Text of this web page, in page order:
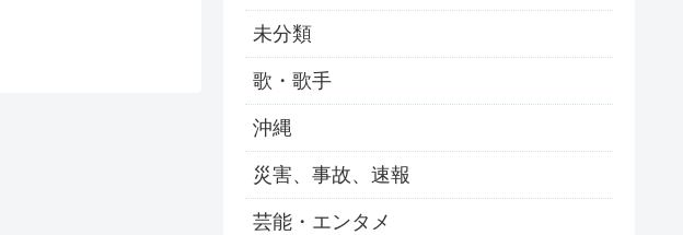
未分類
歌・歌手
沖縄
災害、事故、速報
芸能・エンタメ